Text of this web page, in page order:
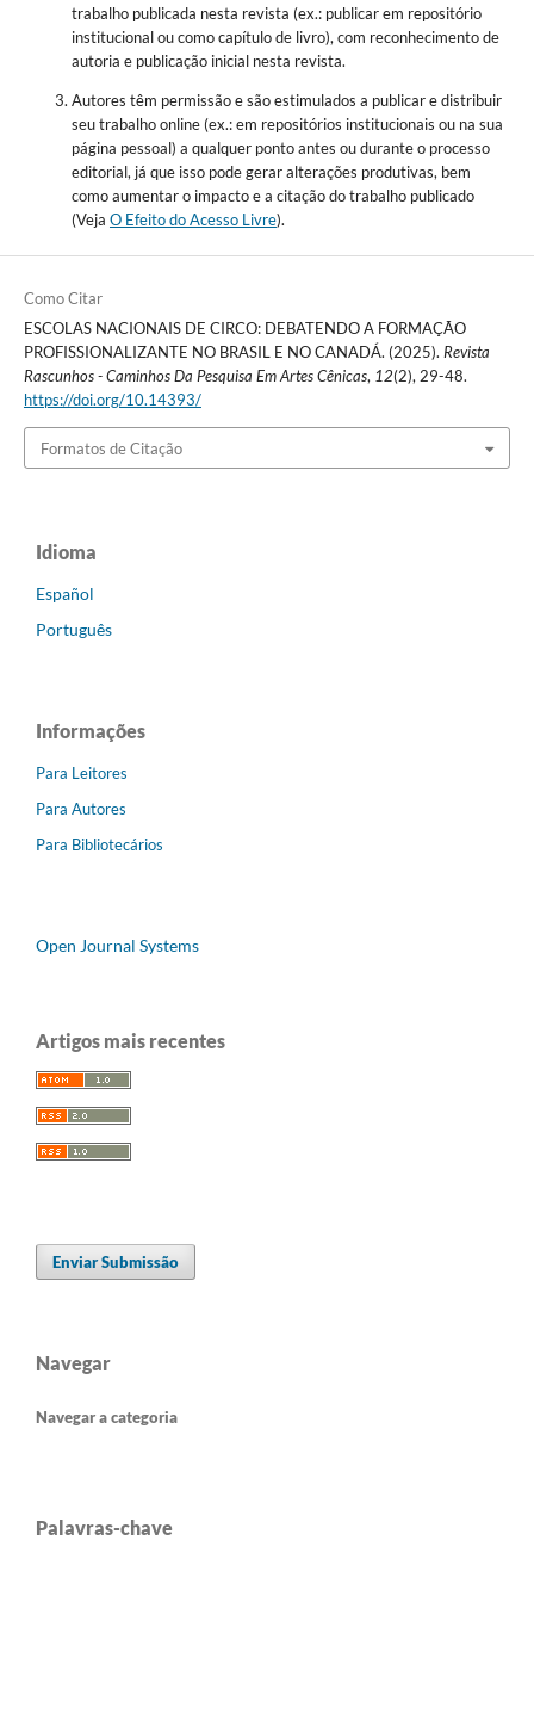
trabalho publicada nesta revista (ex.: publicar em repositório
institucional ou como capítulo de livro), com reconhecimento de
autoria e publicação inicial nesta revista.
Autores têm permissão e são estimulados a publicar e distribuir
seu trabalho online (ex.: em repositórios institucionais ou na sua
página pessoal) a qualquer ponto antes ou durante o processo
editorial, já que isso pode gerar alterações produtivas, bem
como aumentar o impacto e a citação do trabalho publicado
(Veja O Efeito do Acesso Livre).
Como Citar
ESCOLAS NACIONAIS DE CIRCO: DEBATENDO A FORMAÇÃO
PROFISSIONALIZANTE NO BRASIL E NO CANADÁ. (2025). Revista
Rascunhos - Caminhos Da Pesquisa Em Artes Cênicas, 12(2), 29-48.
https://doi.org/10.14393/
Formatos de Citação
Idioma
Español
Português
Informações
Para Leitores
Para Autores
Para Bibliotecários
Open Journal Systems
Artigos mais recentes
Enviar Submissão
Navegar
Navegar a categoria
Palavras-chave